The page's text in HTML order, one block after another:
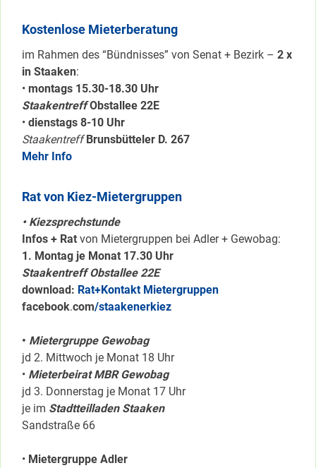
Kostenlose Mieterberatung
im Rahmen des “Bündnisses” von Senat + Bezirk – 2 x
in Staaken:
• montags 15.30-18.30 Uhr
Staakentreff Obstallee 22E
• dienstags 8-10 Uhr
Staakentreff Brunsbütteler D. 267
Mehr Info
Rat von Kiez-Mietergruppen
• Kiezsprechstunde
Infos + Rat von Mietergruppen bei Adler + Gewobag:
1. Montag je Monat 17.30 Uhr
Staakentreff Obstallee 22E
download: Rat+Kontakt Mietergruppen
facebook.com/staakenerkiez
• Mietergruppe Gewobag
jd 2. Mittwoch je Monat 18 Uhr
• Mieterbeirat MBR Gewobag
jd 3. Donnerstag je Monat 17 Uhr
je im Stadtteilladen Staaken
Sandstraße 66
• Mietergruppe Adler